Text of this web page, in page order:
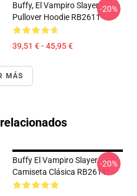
Buffy, El Vampiro Slayer
Pullover Hoodie RB2611
39,51 € - 45,95 €
-20%
MÁS
Buffy El Vampiro Slayer
Camiseta Clásica RB2611
-20%